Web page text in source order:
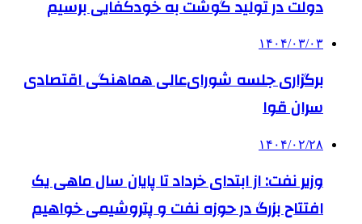
دولت در تولید گوشت به خودکفایی برسیم
۱۴۰۴/۰۳/۰۳
برگزاری جلسه شورای‌عالی هماهنگی اقتصادی
سران قوا
۱۴۰۴/۰۲/۲۸
وزیر نفت: از ابتدای خرداد تا پایان سال ماهی یک
افتتاح بزرگ در حوزه نفت و پتروشیمی خواهیم